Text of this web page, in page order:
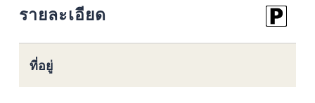
รายละเอียด
ที่อยู่